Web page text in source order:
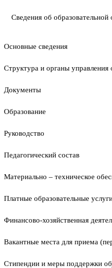
Сведения об образовательной
Основные сведения
Структура и органы управления
Документы
Образование
Руководство
Педагогический состав
Материально – техническое
Платные образовательные
Финансово-хозяйственная
Вакантные места для приема
Стипендии и меры поддержки